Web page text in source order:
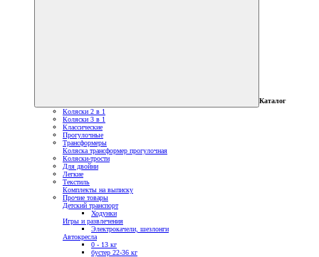
Каталог
Коляски 2 в 1
Коляски 3 в 1
Классические
Прогулочные
Трансформеры
Коляска трансформер прогулочная
Коляски-трости
Для двойни
Легкие
Текстиль
Комплекты на выписку
Прочие товары
Детский транспорт
Ходунки
Игры и развлечения
Электрокачели, шезлонги
Автокресла
0 - 13 кг
бустер 22-36 кг